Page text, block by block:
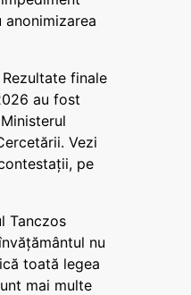
Rezultate finale
au fost
Vezi
pe
Tanczos
nu
toată legea
mai multe